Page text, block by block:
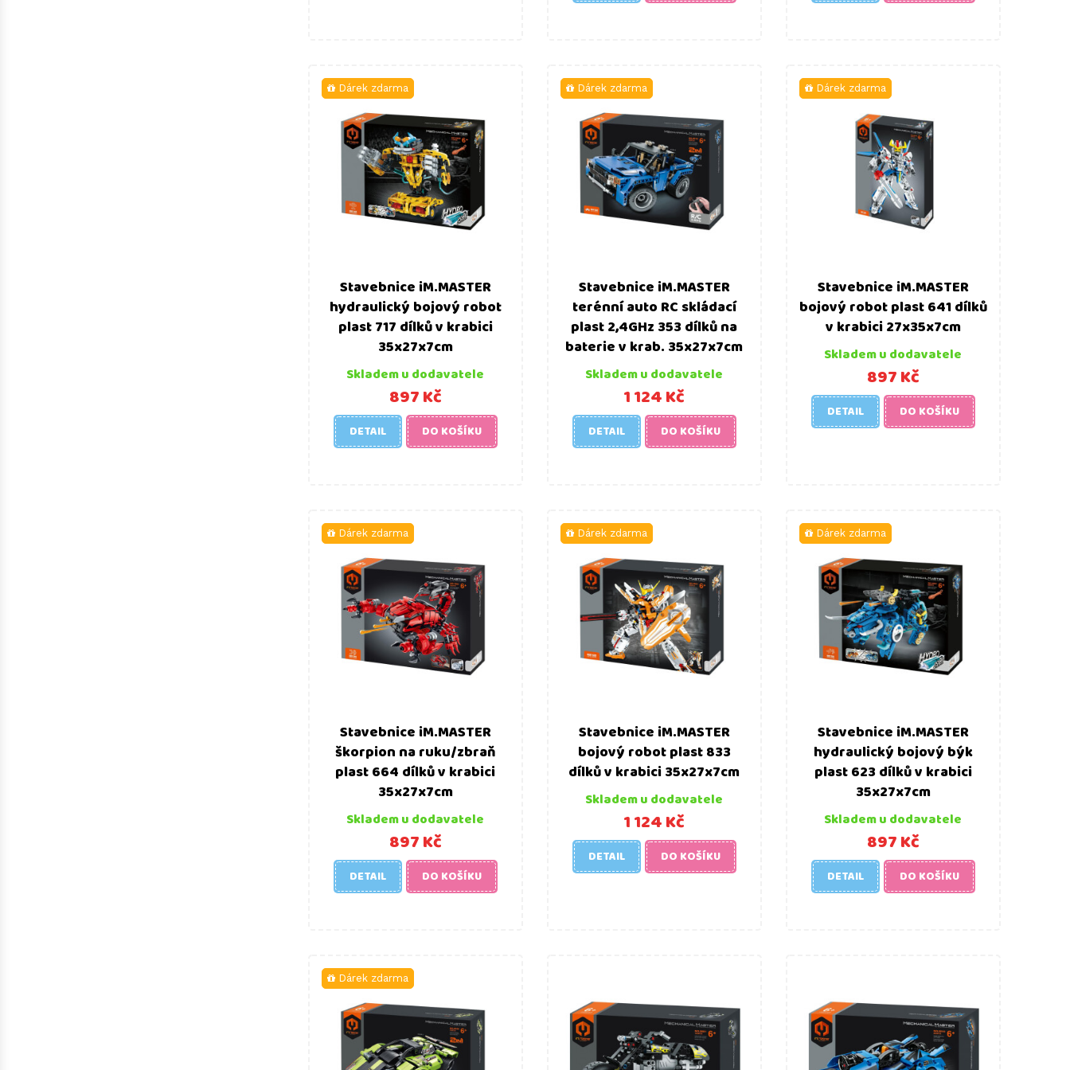
Dárek zdarma
Stavebnice iM.MASTER
hydraulický bojový robot
plast 717 dílků v krabici
35x27x7cm
Skladem u dodavatele
897 Kč
DETAIL DO KOŠÍKU
Dárek zdarma
Stavebnice iM.MASTER
terénní auto RC skládací
plast 2,4GHz 353 dílků na
baterie v krab. 35x27x7cm
Skladem u dodavatele
1 124 Kč
DETAIL DO KOŠÍKU
Dárek zdarma
Stavebnice iM.MASTER
bojový robot plast 641 dílků
v krabici 27x35x7cm
Skladem u dodavatele
897 Kč
DETAIL DO KOŠÍKU
Dárek zdarma
Stavebnice iM.MASTER
škorpion na ruku/zbraň
plast 664 dílků v krabici
35x27x7cm
Skladem u dodavatele
897 Kč
DETAIL DO KOŠÍKU
Dárek zdarma
Stavebnice iM.MASTER
bojový robot plast 833
dílků v krabici 35x27x7cm
Skladem u dodavatele
1 124 Kč
DETAIL DO KOŠÍKU
Dárek zdarma
Stavebnice iM.MASTER
hydraulický bojový býk
plast 623 dílků v krabici
35x27x7cm
Skladem u dodavatele
897 Kč
DETAIL DO KOŠÍKU
Dárek zdarma